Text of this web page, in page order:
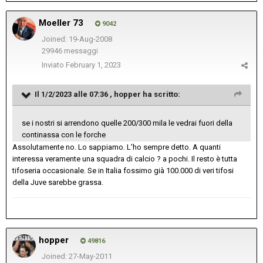
Moeller 73 9042
Joined: 19-Aug-2008
29946 messaggi
Inviato February 1, 2023
Il 1/2/2023 alle 07:36 , hopper ha scritto:
se i nostri si arrendono quelle 200/300 mila le vedrai fuori della
continassa con le forche
Assolutamente no. Lo sappiamo. L'ho sempre detto. A quanti
interessa veramente una squadra di calcio ? a pochi. Il resto è tutta
tifoseria occasionale. Se in Italia fossimo già 100.000 di veri tifosi
della Juve sarebbe grassa.
hopper 49816
Joined: 27-May-2011